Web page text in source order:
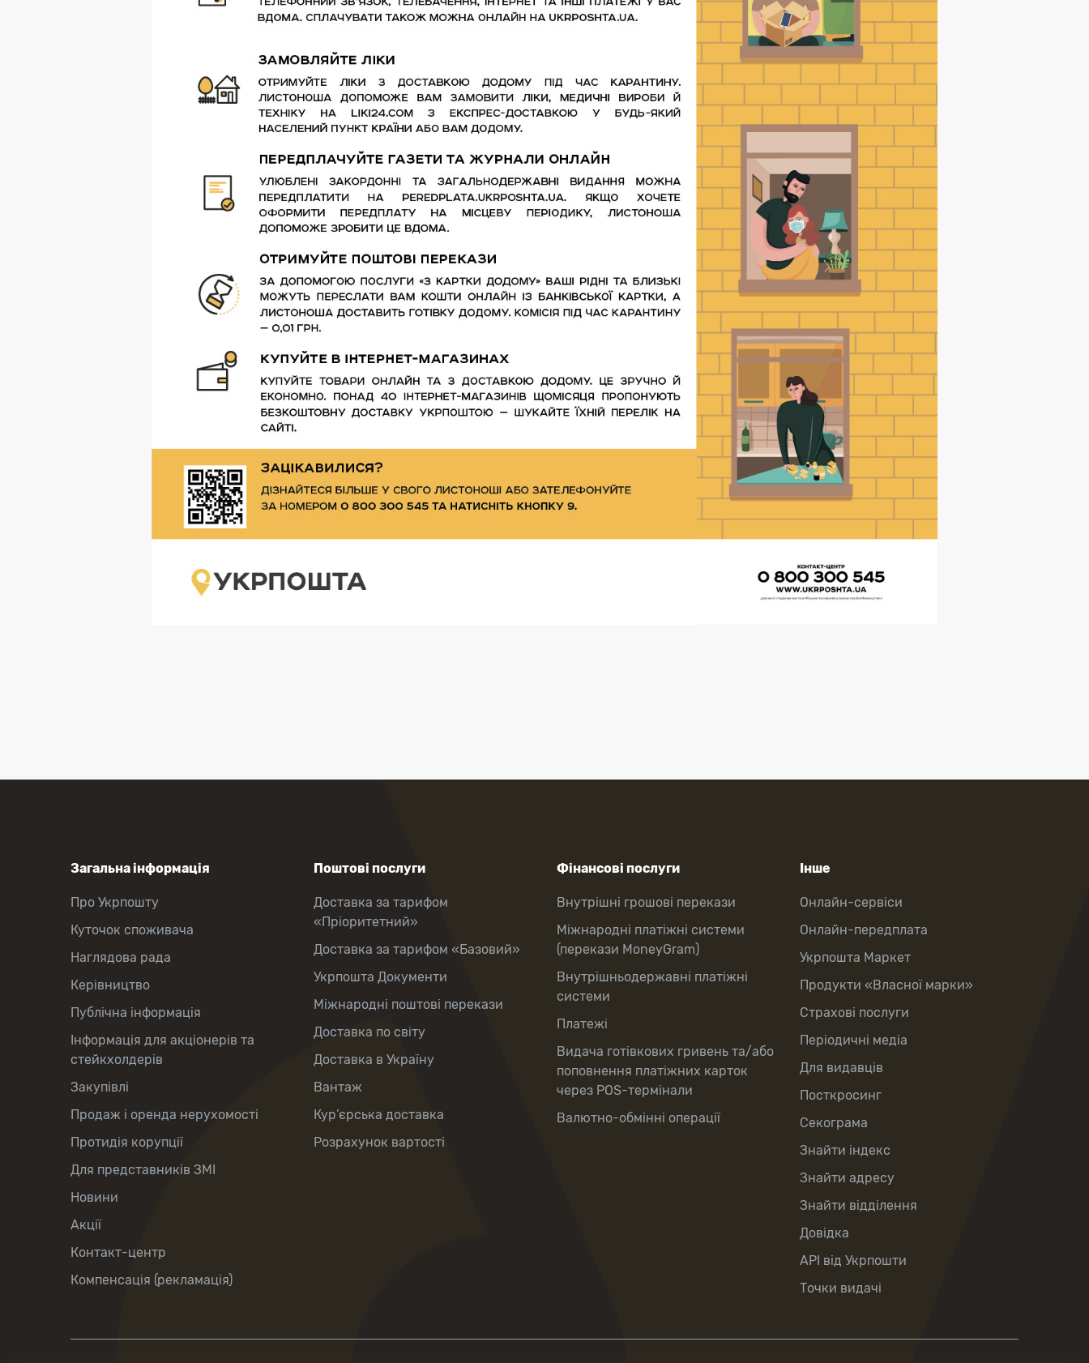
Загальна інформація
Про Укрпошту
Куточок споживача
Наглядова рада
Керівництво
Публічна інформація
Інформація для акціонерів та
стейкхолдерів
Закупівлі
Продаж і оренда нерухомості
Протидія корупції
Для представників ЗМІ
Новини
Акції
Контакт-центр
Компенсація (рекламація)
Поштові послуги
Доставка за тарифом
«Пріоритетний»
Доставка за тарифом «Базовий»
Укрпошта Документи
Міжнародні поштові перекази
Доставка по світу
Доставка в Україну
Вантаж
Кур’єрська доставка
Розрахунок вартості
Фінансові послуги
Внутрішні грошові перекази
Міжнародні платіжні системи
(перекази MoneyGram)
Внутрішньодержавні платіжні
системи
Платежі
Видача готівкових гривень та/або
поповнення платіжних карток
через POS-термінали
Валютно-обмінні операції
Інше
Онлайн-сервіси
Онлайн-передплата
Укрпошта Маркет
Продукти «Власної марки»
Страхові послуги
Періодичні медіа
Для видавців
Посткросинг
Секограма
Знайти індекс
Знайти адресу
Знайти відділення
Довідка
API від Укрпошти
Точки видачі